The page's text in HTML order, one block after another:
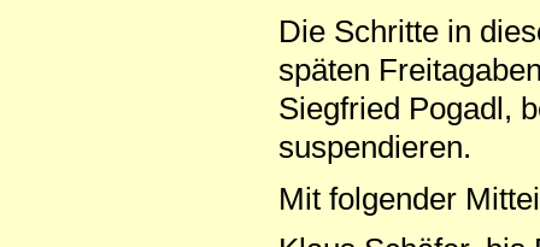
Die Schritte in
späten
Siegfried Pogadl,
suspendieren.
Mit folgender